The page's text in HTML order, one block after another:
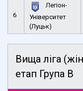
6
Легіон-
Університет
(Луцьк)
Вища ліга
етап Група B